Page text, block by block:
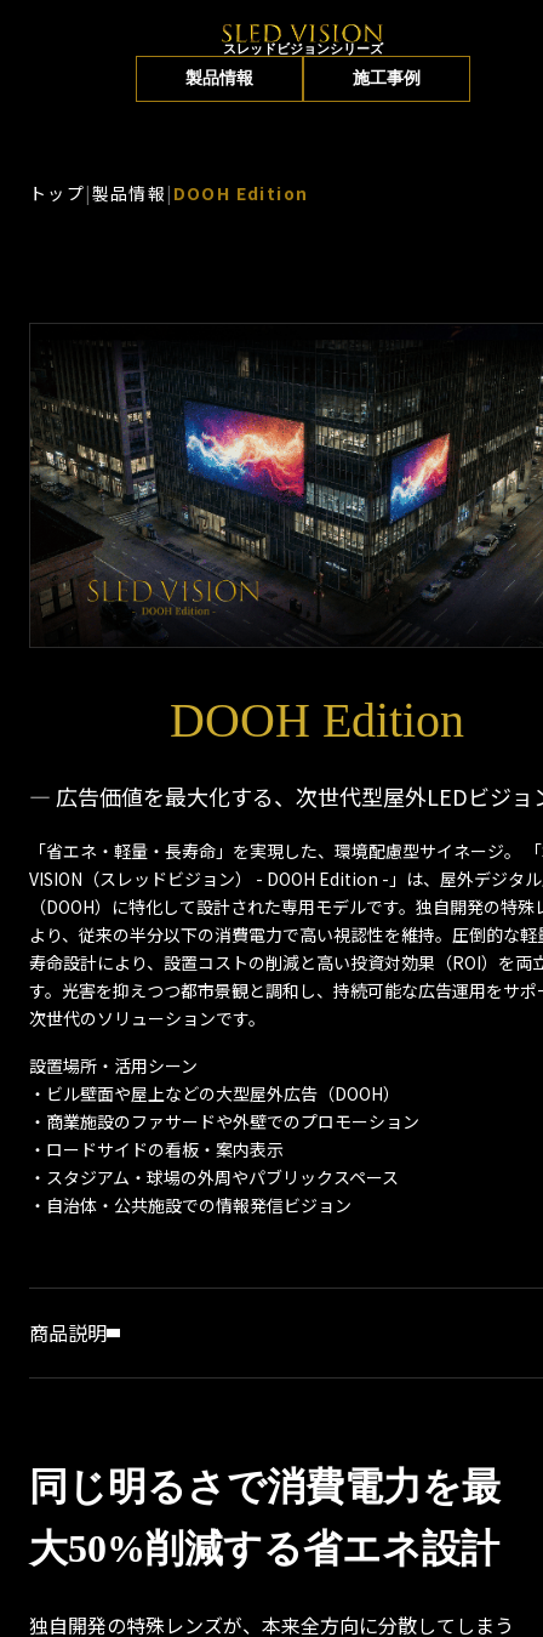
スレッドビジョンシリーズ
製品情報 施工事例
トップ|製品情報 | DOOH Edition
DOOH Edition
― 広告価値を最大化する、次世代型屋外LEDビジ
「省エネ・軽量・長寿命」を実現した、環境配慮型サイネージ。
VISION（スレッドビジョン） - DOOH Edition -」は、屋外デジタ
（DOOH）に特化して設計された専用モデルです。独自開発の特殊
より、従来の半分以下の消費電力で高い視認性を維持。圧倒的な軽
寿命設計により、設置コストの削減と高い投資対効果（ROI）を両
す。光害を抑えつつ都市景観と調和し、持続可能な広告運用をサポ
次世代のソリューションです。
設置場所・活用シーン
・ビル壁面や屋上などの大型屋外広告（DOOH）
・商業施設のファサードや外壁でのプロモーション
・ロードサイドの看板・案内表示
・スタジアム・球場の外周やパブリックスペース
・自治体・公共施設での情報発信ビジョン
商品説明
商品説明
同じ明るさで消費電力を最
大50%削減する省エネ設計
独自開発の特殊レンズが、本来全方向に分散してしまう